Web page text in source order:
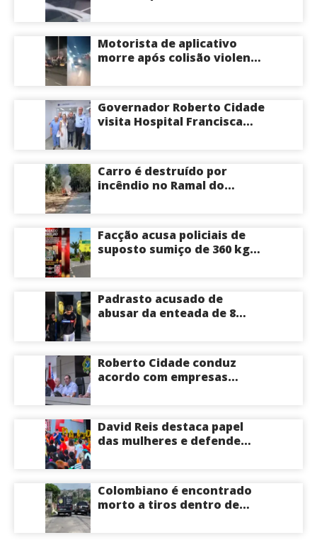
Manaus
Motorista de aplicativo
morre após colisão violenta
Governador Roberto Cidade
visita Hospital Francisca
cirurgias cardíacas
pediátricas
Carro é destruído por
incêndio no Ramal do
Facção acusa policiais de
suposto sumiço de 360 kg
Padrasto acusado de
abusar da enteada de 8
menina pode perder o útero
Roberto Cidade conduz
acordo com empresas
David Reis destaca papel
das mulheres e defende
Almeida ao Governo do
Amazonas
Colombiano é encontrado
morto a tiros dentro de